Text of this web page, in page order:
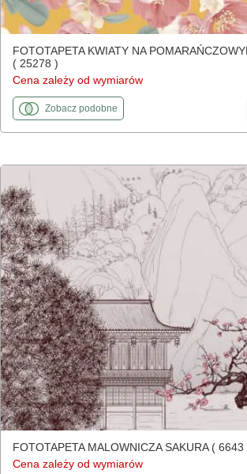
FOTOTAPETA KWIATY NA
( 25278 )
Cena zależy od wymiarów
Zobaczfototapety
podobnedo Kwiaty na pomarańczowym
FOTOTAPETA MALOWNICZA SAKURA ( 6643
Cena zależy od wymiarów